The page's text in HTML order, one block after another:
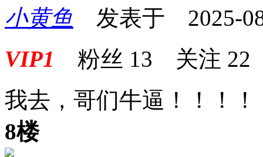
小黄鱼 发表于 2025-
VIP1 粉丝 13 关注 22
我去，哥们牛逼！！！！
8楼